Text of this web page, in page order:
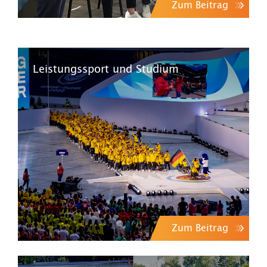
Zum Beitrag
Leistungssport und Studium
Zum Beitrag